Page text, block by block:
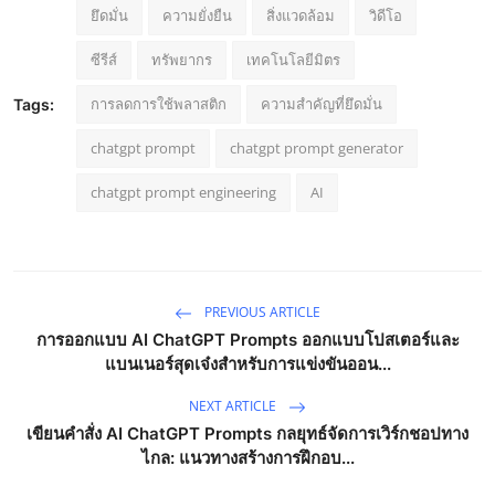
Tags:
ยึดมั่น ความยั่งยืน สิ่งแวดล้อม วิดีโอ
ซีรีส์ ทรัพยากร เทคโนโลยีมิตร
การลดการใช้พลาสติก ความสำคัญที่ยึดมั่น
chatgpt prompt chatgpt prompt generator
chatgpt prompt engineering AI
PREVIOUS ARTICLE
การออกแบบ AI ChatGPT Prompts ออกแบบโปสเตอร์และ
แบนเนอร์สุดเจ๋งสำหรับการแข่งขันออน...
NEXT ARTICLE
เขียนคำสั่ง AI ChatGPT Prompts กลยุทธ์จัดการเวิร์กชอปทาง
ไกล: แนวทางสร้างการฝึกอบ...